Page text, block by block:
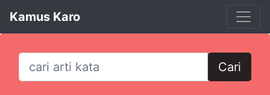
Kamus Karo
Cari